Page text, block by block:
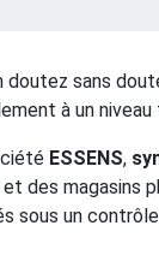
doutez sans
à un
ESSENS,
des magasins
sous un